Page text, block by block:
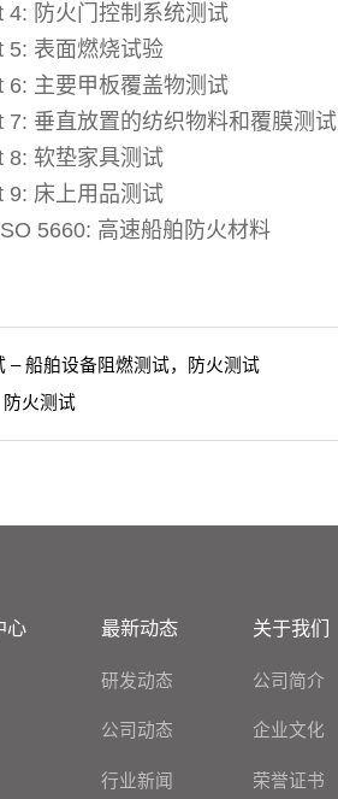
4: 防火门控制系统测试
5: 表面燃烧试验
6: 主要甲板覆盖物测试
垂直放置的纺织物料和覆膜测试
8: 软垫家具测试
9: 床上用品测试
5660: 高速船舶防火材料
– 船舶设备阻燃测试，防火测试
防火测试
心 最新动态
研发动态
公司动态
行业新闻
关于我们
公司简介
企业文化
荣誉证书